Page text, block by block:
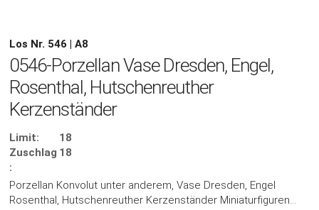
Los Nr. 546 | A8
0546-Porzellan Vase Dresden, Engel,
Rosenthal, Hutschenreuther
Kerzenständer
Limit:
18
Zuschlag
:
18
Porzellan Konvolut unter anderem, Vase Dresden, Engel
Rosenthal, Hutschenreuther Kerzenständer Miniaturfiguren...